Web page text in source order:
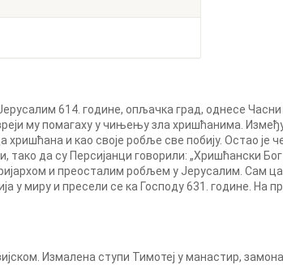
614. године, опљачка град, однесе
му помагаху у чињењу зла хришћанима.
и као своје робље све побију. Остао је
да су Персијанци говорили: „Хришћански
и преосталим робљем у Јерусалим. Сам
у миру и пресели се ка Господу 631. године. На
Измалена ступи Тимотеј у манастир,